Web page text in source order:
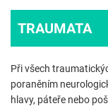
TRAUMATA
Při všech
poraněním
hlavy, páteře nebo